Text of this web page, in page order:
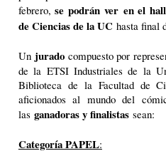
febrero,se podrán ver en el
de Ciencias de la UC hasta final
Un jurado compuesto por
de la ETSI Industriales de la
Biblioteca de la Facultad de
aficionados al mundo del
las ganadoras y finalistas sean:
Categoría PAPEL: